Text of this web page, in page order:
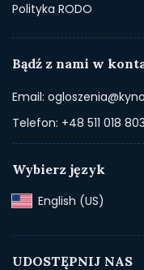
Polityka RODO
Bądź z nami w
Email:
Telefon: +48 511 018 803
Wybierz język
English (US)‎
UDOSTĘPNIJ NAS